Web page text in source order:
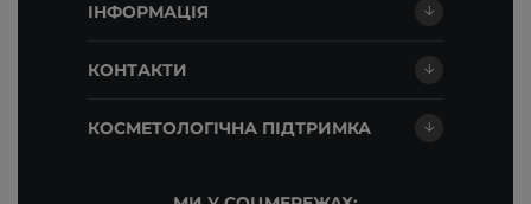
ІНФОРМАЦІЯ
КОНТАКТИ
КОСМЕТОЛОГІЧНА ПІДТРИМКА